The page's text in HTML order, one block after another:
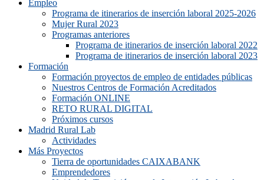
Empleo
Programa de itinerarios de inserción laboral 2025-2026
Mujer Rural 2023
Programas anteriores
Programa de itinerarios de inserción laboral 2022
Programa de itinerarios de inserción laboral 2023
Formación
Formación proyectos de empleo de entidades públicas
Nuestros Centros de Formación Acreditados
Formación ONLINE
RETO RURAL DIGITAL
Próximos cursos
Madrid Rural Lab
Actividades
Más Proyectos
Tierra de oportunidades CAIXABANK
Emprendedores